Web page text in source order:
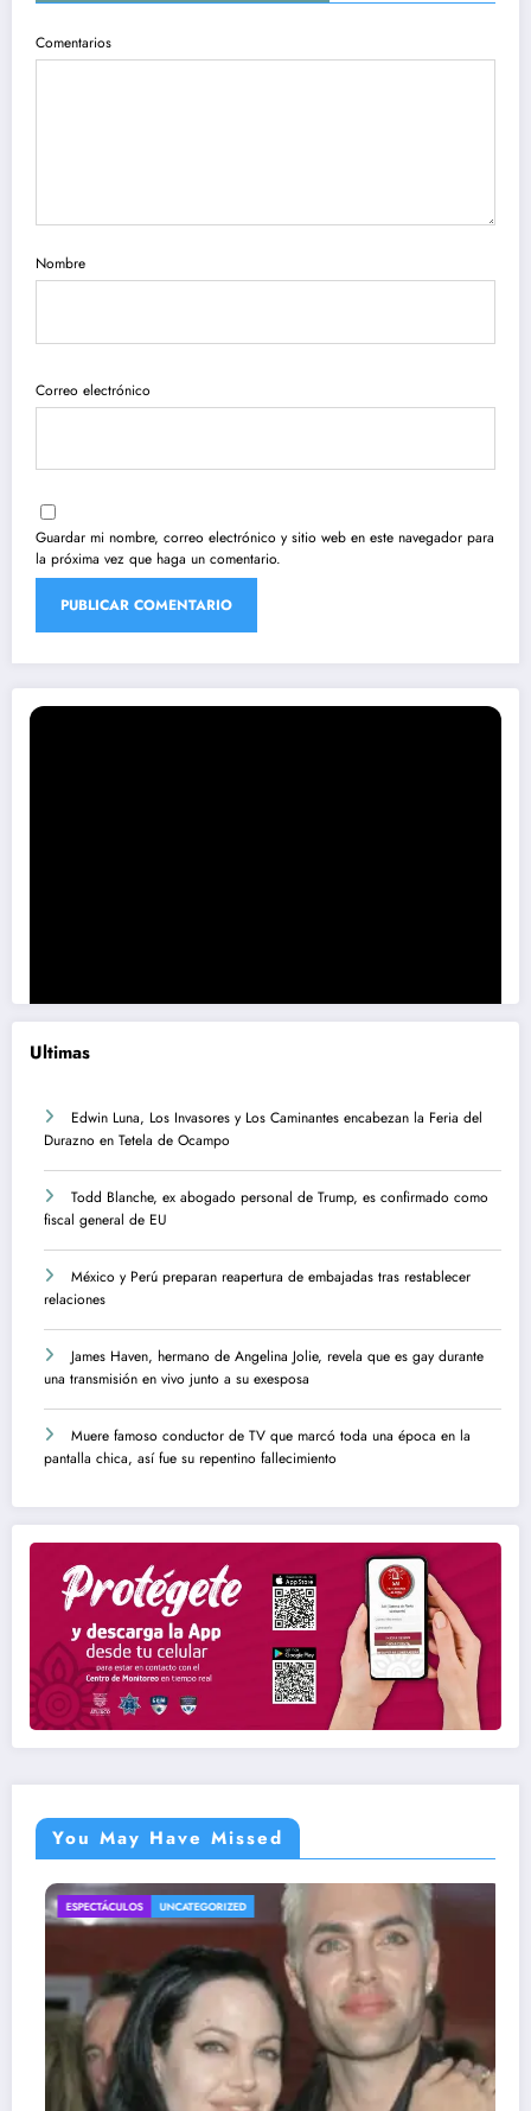
Comentarios
Nombre
Correo electrónico
Guardar mi nombre, correo electrónico y sitio web en este navegador para
la próxima vez que haga un comentario.
Ultimas
Edwin Luna, Los Invasores y Los Caminantes encabezan la Feria del
Durazno en Tetela de Ocampo
Todd Blanche, ex abogado personal de Trump, es confirmado como
fiscal general de EU
México y Perú preparan reapertura de embajadas tras restablecer
relaciones
James Haven, hermano de Angelina Jolie, revela que es gay durante
una transmisión en vivo junto a su exesposa
Muere famoso conductor de TV que marcó toda una época en la
pantalla chica, así fue su repentino fallecimiento
You May Have Missed
ESPECTÁCULOS UNCATEGORIZED